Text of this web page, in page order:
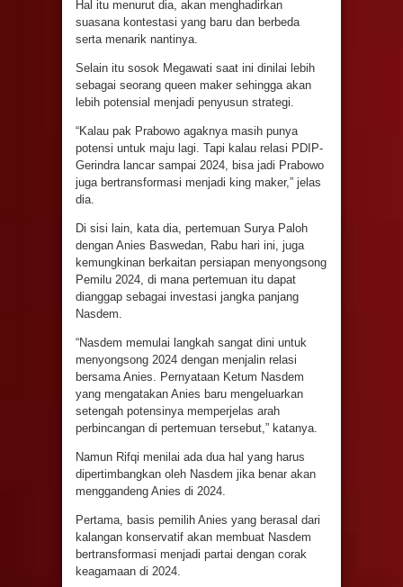
Hal itu menurut dia, akan menghadirkan
suasana kontestasi yang baru dan berbeda
serta menarik nantinya.
Selain itu sosok Megawati saat ini dinilai lebih
sebagai seorang queen maker sehingga akan
lebih potensial menjadi penyusun strategi.
“Kalau pak Prabowo agaknya masih punya
potensi untuk maju lagi. Tapi kalau relasi PDIP-
Gerindra lancar sampai 2024, bisa jadi Prabowo
juga bertransformasi menjadi king maker,” jelas
dia.
Di sisi lain, kata dia, pertemuan Surya Paloh
dengan Anies Baswedan, Rabu hari ini, juga
kemungkinan berkaitan persiapan menyongsong
Pemilu 2024, di mana pertemuan itu dapat
dianggap sebagai investasi jangka panjang
Nasdem.
“Nasdem memulai langkah sangat dini untuk
menyongsong 2024 dengan menjalin relasi
bersama Anies. Pernyataan Ketum Nasdem
yang mengatakan Anies baru mengeluarkan
setengah potensinya memperjelas arah
perbincangan di pertemuan tersebut,” katanya.
Namun Rifqi menilai ada dua hal yang harus
dipertimbangkan oleh Nasdem jika benar akan
menggandeng Anies di 2024.
Pertama, basis pemilih Anies yang berasal dari
kalangan konservatif akan membuat Nasdem
bertransformasi menjadi partai dengan corak
keagamaan di 2024.